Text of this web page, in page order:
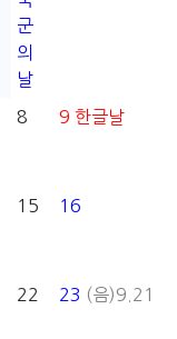
군
의
날
8 9 한글날
15 16
22 23 (음)9.21